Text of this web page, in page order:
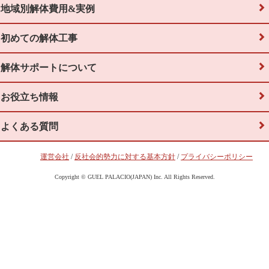
地域別解体費用&実例
初めての解体工事
解体サポートについて
お役立ち情報
よくある質問
運営会社 / 反社会的勢力に対する基本方針 / プライバシーポリシー
Copyright © GUEL PALACIO(JAPAN) Inc. All Rights Reserved.